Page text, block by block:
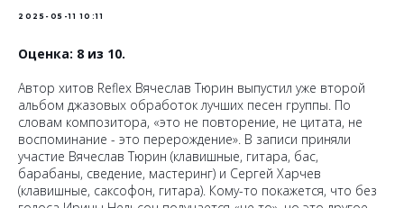
2025-05-11 10:11
Оценка: 8 из 10.
Автор хитов Reflex Вячеслав Тюрин выпустил уже второй
альбом джазовых обработок лучших песен группы. По
словам композитора, «это не повторение, не цитата, не
воспоминание - это перерождение». В записи приняли
участие Вячеслав Тюрин (клавишные, гитара, бас,
барабаны, сведение, мастеринг) и Сергей Харчев
(клавишные, саксофон, гитара). Кому-то покажется, что без